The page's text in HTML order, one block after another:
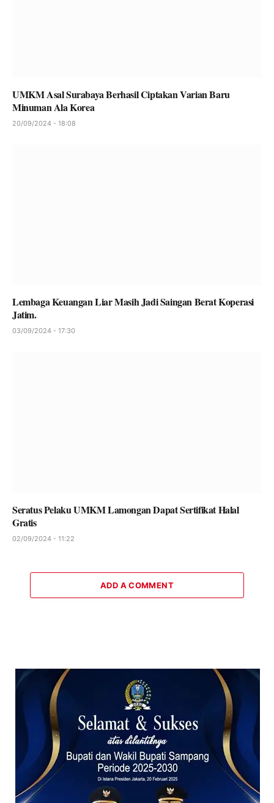
UMKM Asal Surabaya Berhasil Ciptakan Varian Baru
Minuman Ala Korea
20/09/2024 - 18:08
Lembaga Keuangan Liar Masih Jadi Saingan Berat Koperasi
Jatim.
03/09/2024 - 17:30
Seratus Pelaku UMKM Lamongan Dapat Sertifikat Halal
Gratis
02/09/2024 - 11:22
ADD A COMMENT